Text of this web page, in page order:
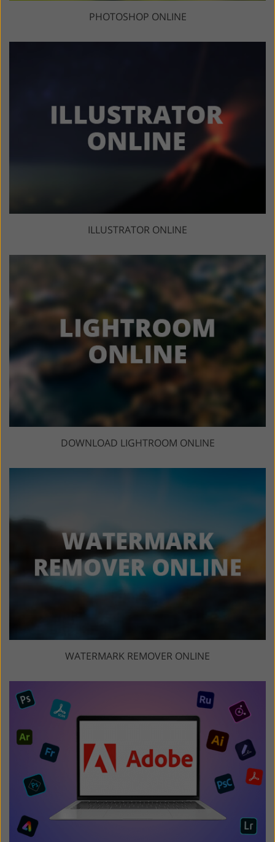
PHOTOSHOP ONLINE
ILLUSTRATOR ONLINE
DOWNLOAD LIGHTROOM ONLINE
WATERMARK REMOVER ONLINE